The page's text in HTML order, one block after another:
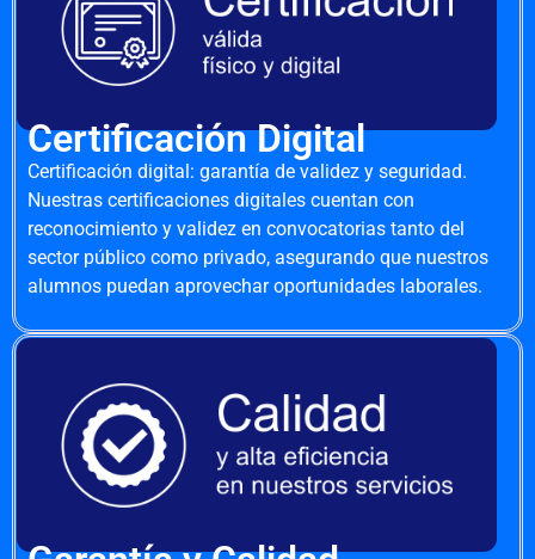
Certificación Digital
Certificación digital: garantía de validez y seguridad.
Nuestras certificaciones digitales cuentan con
reconocimiento y validez en convocatorias tanto del
sector público como privado, asegurando que nuestros
alumnos puedan aprovechar oportunidades laborales.